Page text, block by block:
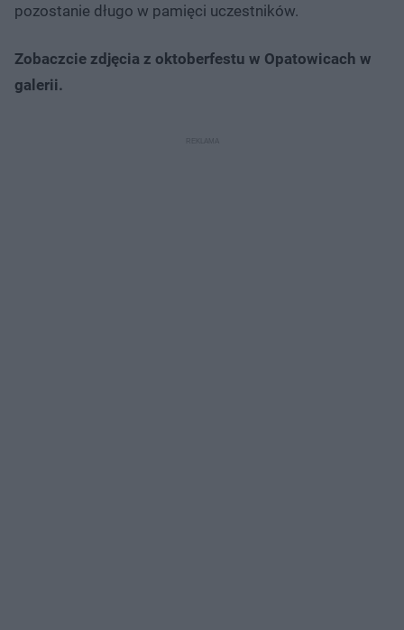
pozostanie długo w pamięci uczestników.
Zobaczcie zdjęcia z oktoberfestu w Opatowicach w
galerii.